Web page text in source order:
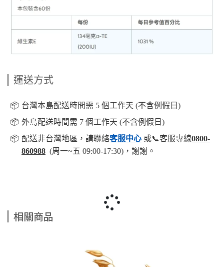
運送方式
📦️ 台灣本島配送時間需 5 個工作天 (不含例假日)
📦️ 外島配送時間需 7 個工作天 (不含例假日)
📦️ 配送非台灣地區，請聯絡客服中心 或📞客服專線0800-
860988 (周一~五 09:00-17:30)，謝謝。
相關商品